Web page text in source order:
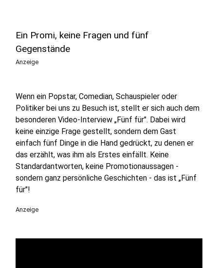
Ein Promi, keine Fragen und fünf
Gegenstände
Anzeige
Wenn ein Popstar, Comedian, Schauspieler oder
Politiker bei uns zu Besuch ist, stellt er sich auch dem
besonderen Video-Interview „Fünf für". Dabei wird
keine einzige Frage gestellt, sondern dem Gast
einfach fünf Dinge in die Hand gedrückt, zu denen er
das erzählt, was ihm als Erstes einfällt. Keine
Standardantworten, keine Promotionaussagen -
sondern ganz persönliche Geschichten - das ist „Fünf
für"!
Anzeige